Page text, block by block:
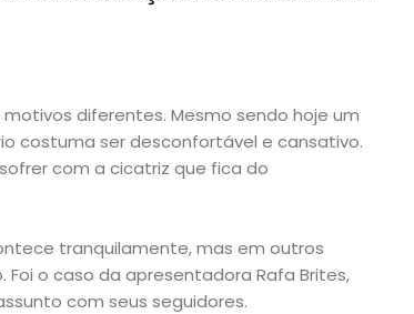
diferentes. Mesmo sendo hoje um
costuma ser desconfortável e cansativo.
com a cicatriz que fica do
tranquilamente, mas em outros
o caso da apresentadora Rafa Brites,
com seus seguidores.